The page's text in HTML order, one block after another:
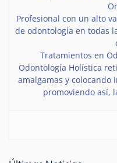
Profesional con un alto
de odontología en todas
Tratamientos en
Odontología Holística
amalgamas y colocando
promoviendo así,